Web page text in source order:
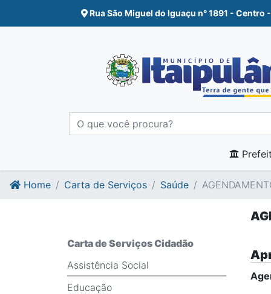
Ir para o conte�do
Ir para o fim do conte�do
Rua São Miguel do Iguaçu n° 1891 - Centro -
Home Carta de Serviços Saúde
Carta de Serviços Cidadão
Assistência Social
Educação